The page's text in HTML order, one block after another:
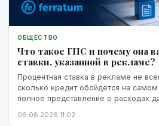
ОБЩЕСТВО
Что такое ГПС и почему она
ставки, указанной в рекламе?
Процентная ставка в рекламе не
сколько кредит обойдётся на
полное представление о расходах
06.08.2026 11:02